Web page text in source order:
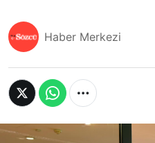
Haber Merkezi